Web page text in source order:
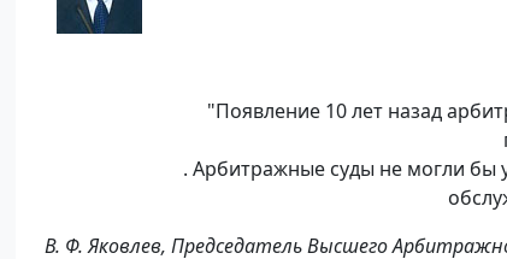
"Появление 10 лет назад
. Арбитражные суды не могли
В. Ф. Яковлев, Председатель Высшего